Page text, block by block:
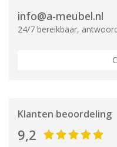
info@a-meubel.nl
24/7 bereikbaar,
Klanten beoordeling
9,2